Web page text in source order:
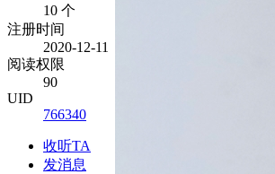
10 个
注册时间
2020-12-11
阅读权限
90
UID
766340
收听TA
发消息